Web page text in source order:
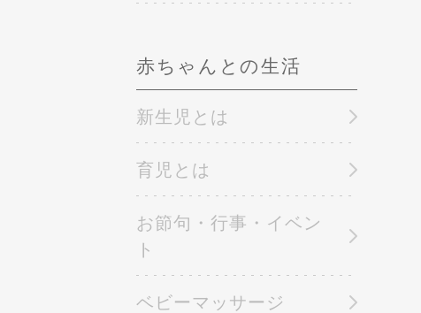
赤ちゃんとの生活
新生児とは
育児とは
お節句・行事・イベン
ト
ベビーマッサージ